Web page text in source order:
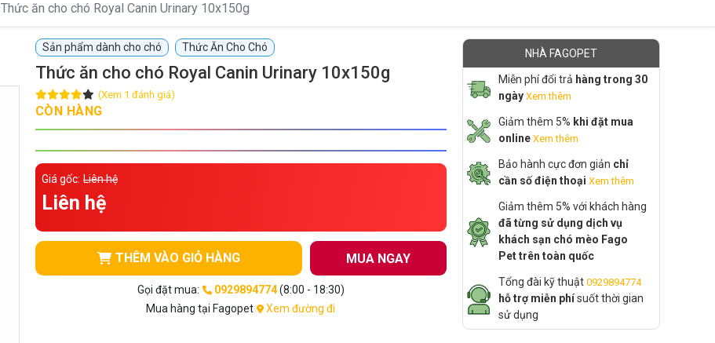
Thức ăn cho chó Royal Canin Urinary 10x150g
Sản phẩm dành cho chó Thức Ăn Cho Chó
Thức ăn cho chó Royal Canin Urinary 10x150g
(Xem 1 đánh giá)
CÒN HÀNG
Giá gốc: Liên hệ
Liên hệ
THÊM VÀO GIỎ HÀNG MUA NGAY
Gọi đặt mua: 0929894774(8:00 - 18:30)
Mua hàng tại Fagopet
Xem đường đi
NHÀ FAGOPET
Miễn phí đổi trả hàng trong 30
ngày Xem thêm
Giảm thêm 5% khi đặt mua
online Xem thêm
Bảo hành cực đơn giản chỉ
cần số điện thoại Xem thêm
Giảm thêm 5% với khách hàng
đã từng sử dụng dịch vụ
khách sạn chó mèo Fago
Pet trên toàn quốc
Tổng đài kỹ thuật 0929894774
hỗ trợ miễn phísuốt thời gian
sử dụng